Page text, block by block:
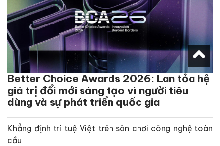
Better Choice Awards 2026: Lan tỏa hệ
giá trị đổi mới sáng tạo vì người tiêu
dùng và sự phát triển quốc gia
Khẳng định trí tuệ Việt trên sân chơi công nghệ toàn
cầu